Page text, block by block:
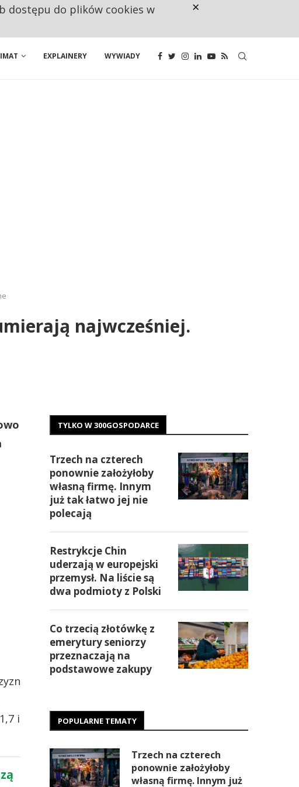
EXPLAINERY WYWIADY
najwcześniej.
i
TYLKO W 300GOSPODARCE
Trzech na czterech
ponownie założyłoby
własną firmę. Innym
już tak łatwo jej nie
polecają
Restrykcje Chin
uderzają w europejski
przemysł. Na liście są
dwa podmioty z Polski
Co trzecią złotówkę z
emerytury seniorzy
przeznaczają na
podstawowe zakupy
POPULARNE TEMATY
Trzech na czterech
ponownie założyłoby
własną firmę. Innym już
dostępu do plików cookies w
×